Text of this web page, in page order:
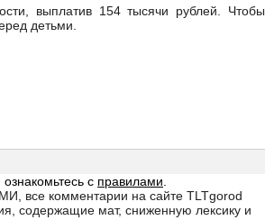
выплатив 154 тысячи рублей. Чтобы
детьми.